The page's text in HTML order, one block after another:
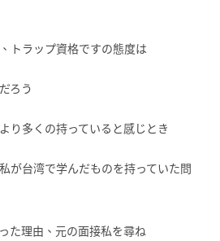
トラップ資格ですの態度は
ろう
り多くの持っていると感じとき
が台湾で学んだものを持っていた問
た理由、元の面接私を尋ね